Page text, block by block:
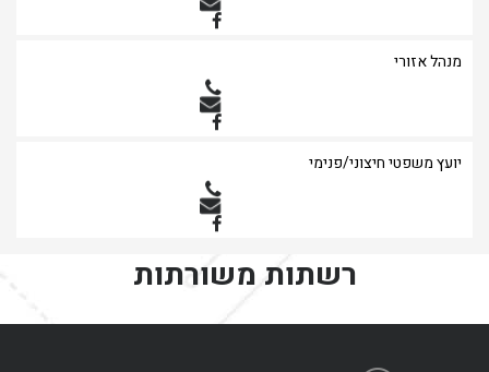
מנהל אזורי
יועץ משפטי חיצוני/פנימי
רשתות משורתות